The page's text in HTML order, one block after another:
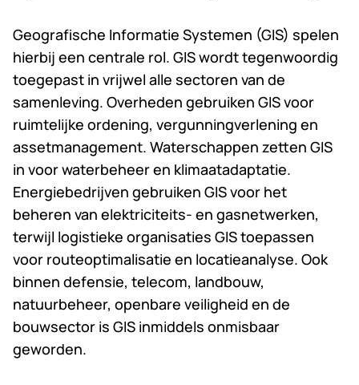
Geografische Informatie Systemen (GIS) spelen
hierbij een centrale rol. GIS wordt tegenwoordig
toegepast in vrijwel alle sectoren van de
samenleving. Overheden gebruiken GIS voor
ruimtelijke ordening, vergunningverlening en
assetmanagement. Waterschappen zetten GIS
in voor waterbeheer en klimaatadaptatie.
Energiebedrijven gebruiken GIS voor het
beheren van elektriciteits- en gasnetwerken,
terwijl logistieke organisaties GIS toepassen
voor routeoptimalisatie en locatieanalyse. Ook
binnen defensie, telecom, landbouw,
natuurbeheer, openbare veiligheid en de
bouwsector is GIS inmiddels onmisbaar
geworden.